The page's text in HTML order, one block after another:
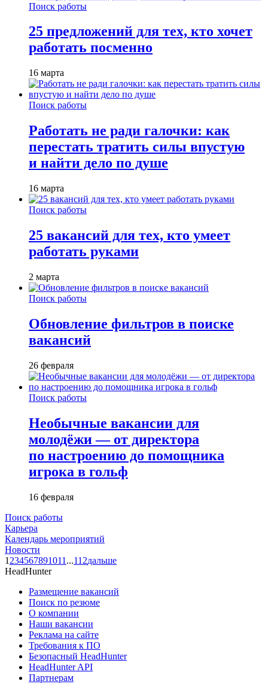
Поиск работы
25 предложений для тех, кто хочет
работать посменно
16 марта
Поиск работы
Работать не ради галочки: как
перестать тратить силы впустую
и найти дело по душе
16 марта
Поиск работы
25 вакансий для тех, кто умеет
работать руками
2 марта
Поиск работы
Обновление фильтров в поиске
вакансий
26 февраля
Поиск работы
Необычные вакансии для
молодёжи — от директора
по настроению до помощника
игрока в гольф
16 февраля
Поиск работы
Карьера
Календарь мероприятий
Новости
1 234567891011 ...112дальше
HeadHunter
Размещение вакансий
Поиск по резюме
О компании
Наши вакансии
Реклама на сайте
Требования к ПО
Безопасный HeadHunter
HeadHunter API
Партнерам